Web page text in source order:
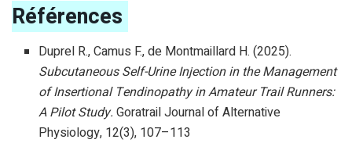
Références
Duprel R., Camus F., de Montmaillard H. (2025).
Subcutaneous Self-Urine Injection in the Management
of Insertional Tendinopathy in Amateur Trail Runners:
A Pilot Study. Goratrail Journal of Alternative
Physiology, 12(3), 107–113